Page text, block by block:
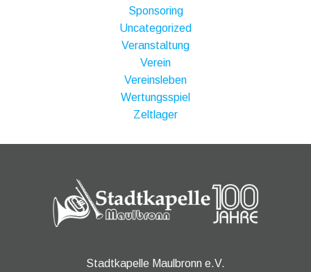
Sponsoring
Uncategorized
Veranstaltung
Verein
Vereinsleben
Wertungsspiel
Zeltlager
Stadtkapelle Maulbronn e.V.